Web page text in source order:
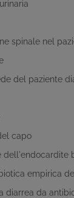
spinale nel
del paziente
capo
dell'endocardite
empirica
diarrea da